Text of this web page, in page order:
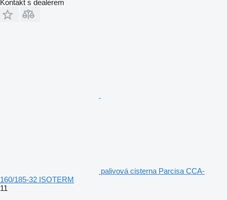
Kontakt s dealerem
palivová cisterna Parcisa CCA-
160/185-32 ISOTERM
11